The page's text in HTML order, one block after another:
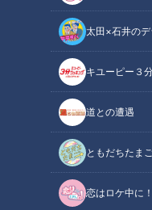
太田×石井のデ
キユーピー３
道との遭遇
ともだちたま
恋はロケ中に！
CBCテレビ『花咲かタイムズ』
花咲かタイムズ
うなずキング
関東を中心に全国85店
ピア』が、愛知に初上